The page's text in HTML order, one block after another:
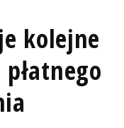
kolejne